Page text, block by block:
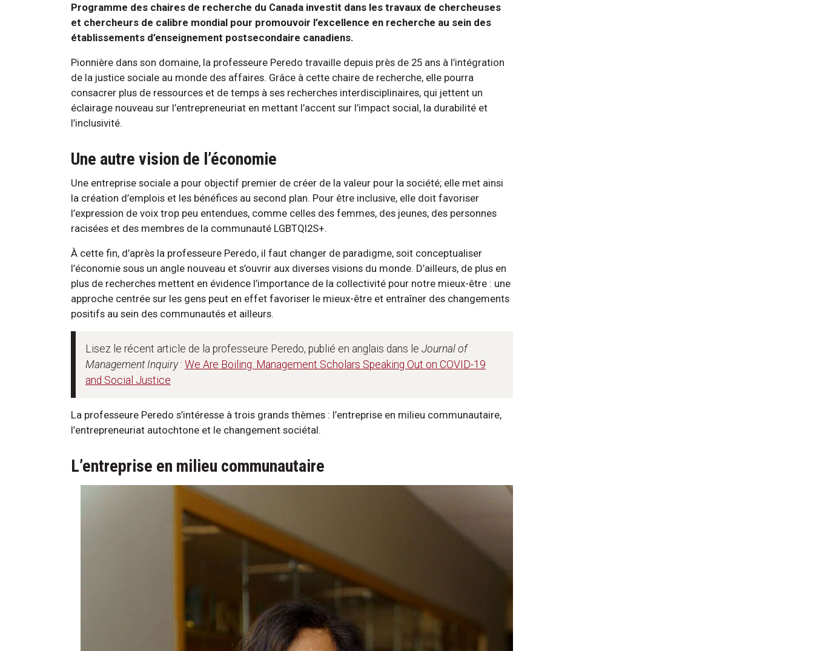
Programme des chaires de recherche du Canada investit dans les travaux de chercheuses
et chercheurs de calibre mondial pour promouvoir l’excellence en recherche au sein des
établissements d’enseignement postsecondaire canadiens.
Pionnière dans son domaine, la professeure Peredo travaille depuis près de 25 ans à l’intégration
de la justice sociale au monde des affaires. Grâce à cette chaire de recherche, elle pourra
consacrer plus de ressources et de temps à ses recherches interdisciplinaires, qui jettent un
éclairage nouveau sur l’entrepreneuriat en mettant l’accent sur l’impact social, la durabilité et
l’inclusivité.
Une autre vision de l’économie
Une entreprise sociale a pour objectif premier de créer de la valeur pour la société; elle met ainsi
la création d’emplois et les bénéfices au second plan. Pour être inclusive, elle doit favoriser
l’expression de voix trop peu entendues, comme celles des femmes, des jeunes, des personnes
racisées et des membres de la communauté LGBTQI2S+.
À cette fin, d’après la professeure Peredo, il faut changer de paradigme, soit conceptualiser
l’économie sous un angle nouveau et s’ouvrir aux diverses visions du monde. D’ailleurs, de plus en
plus de recherches mettent en évidence l’importance de la collectivité pour notre mieux-être : une
approche centrée sur les gens peut en effet favoriser le mieux-être et entraîner des changements
positifs au sein des communautés et ailleurs.
Lisez le récent article de la professeure Peredo, publié en anglais dans le Journal of
Management Inquiry: We Are Boiling: Management Scholars Speaking Out on COVID-19
and Social Justice
La professeure Peredo s’intéresse à trois grands thèmes : l’entreprise en milieu communautaire,
l’entrepreneuriat autochtone et le changement sociétal.
L’entreprise en milieu communautaire